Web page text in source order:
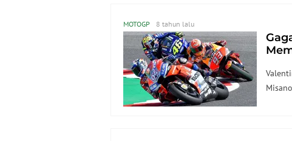
MOTOGP 8 tahun lalu